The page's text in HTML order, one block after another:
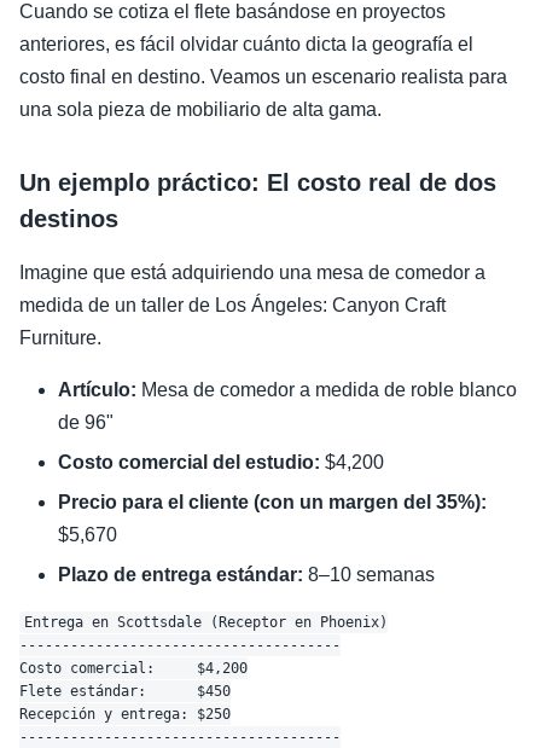
Cuando se cotiza el flete basándose en proyectos
anteriores, es fácil olvidar cuánto dicta la geografía el
costo final en destino. Veamos un escenario realista para
una sola pieza de mobiliario de alta gama.
Un ejemplo práctico: El costo real de dos
destinos
Imagine que está adquiriendo una mesa de comedor a
medida de un taller de Los Ángeles: Canyon Craft
Furniture.
Artículo: Mesa de comedor a medida de roble blanco
de 96"
Costo comercial del estudio: $4,200
Precio para el cliente (con un margen del 35%):
$5,670
Plazo de entrega estándar: 8–10 semanas
Entrega en Scottsdale (Receptor en Phoenix)
--------------------------------------
Costo comercial:     $4,200
Flete estándar:      $450
Recepción y entrega: $250
--------------------------------------